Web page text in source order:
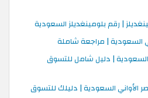
| رقم بلومينغديلز السعودية
السعودية | مراجعة شاملة
| دليل شامل للتسوق
الأواني السعودية | دليلك للتسوق